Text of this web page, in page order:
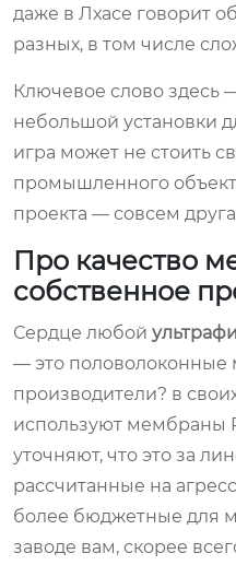
даже в Лхасе говорит
разных, в том числе
Ключевое слово здесь
небольшой установки
игра может не стоить
промышленного
проекта — совсем
Про качество
собственное
Сердце любой
— это
производители? в
используют мембраны
уточняют, что это за
рассчитанные на
более бюджетные для
заводе вам, скорее